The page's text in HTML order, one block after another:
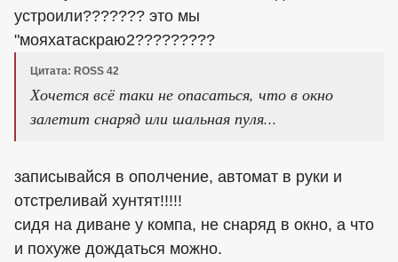
устроили??????? это мы
"мояхатаскраю2?????????
Цитата: ROSS 42
Хочется всё таки не опасаться, что в окно
залетит снаряд или шальная пуля...
записывайся в ополчение, автомат в руки и
отстреливай хунтят!!!!!
сидя на диване у компа, не снаряд в окно, а что
и похуже дождаться можно.